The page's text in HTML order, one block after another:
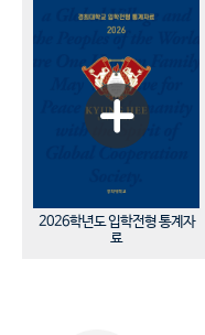
2026학년도 입학전형 통계자
료